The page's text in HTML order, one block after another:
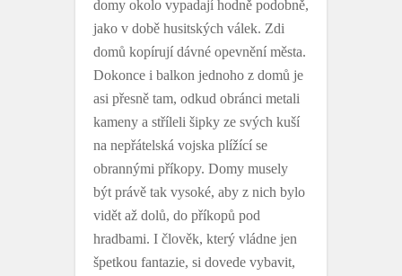
domy okolo vypadají hodně podobně,
jako v době husitských válek. Zdi
domů kopírují dávné opevnění města.
Dokonce i balkon jednoho z domů je
asi přesně tam, odkud obránci metali
kameny a stříleli šipky ze svých kuší
na nepřátelská vojska plížící se
obrannými příkopy. Domy musely
být právě tak vysoké, aby z nich bylo
vidět až dolů, do příkopů pod
hradbami. I člověk, který vládne jen
špetkou fantazie, si dovede vybavit,